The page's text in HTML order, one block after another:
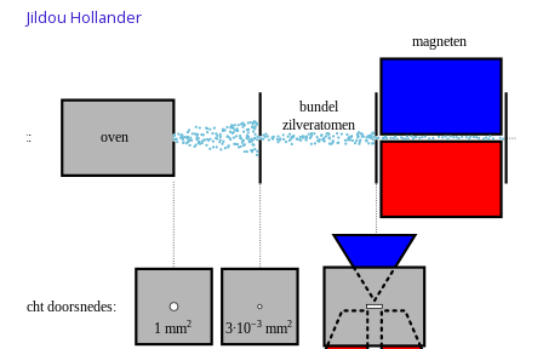
Jildou Hollander